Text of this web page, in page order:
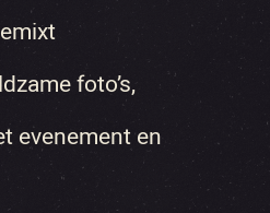
foto’s,
evenement en